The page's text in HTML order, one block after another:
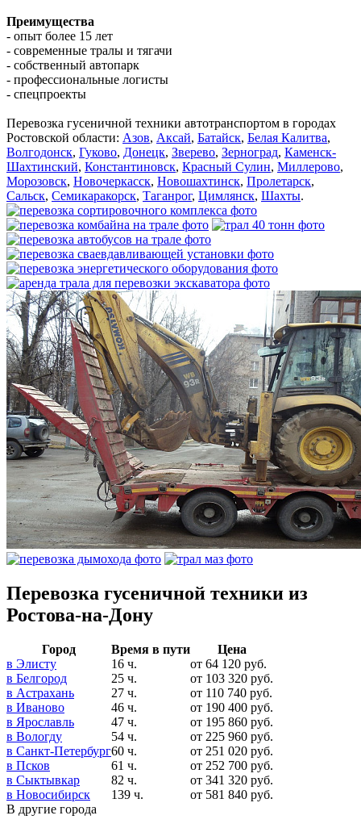
Преимущества
- опыт более 15 лет
- современные тралы и тягачи
- собственный автопарк
- профессиональные логисты
- спецпроекты
Перевозка гусеничной техники автотранспортом в городах
Ростовской области: Азов, Аксай, Батайск, Белая Калитва,
Волгодонск, Гуково, Донецк, Зверево, Зерноград, Каменск-
Шахтинский, Константиновск, Красный Сулин, Миллерово,
Морозовск, Новочеркасск, Новошахтинск, Пролетарск,
Сальск, Семикаракорск, Таганрог, Цимлянск, Шахты.
Перевозка гусеничной техники из
Ростова-на-Дону
Город Время в пути
Цена
в Элисту
16 ч. от 64 120 руб.
в Белгород
25 ч. от 103 320 руб.
в Астрахань
27 ч. от 110 740 руб.
в Иваново
46 ч. от 190 400 руб.
в Ярославль
47 ч. от 195 860 руб.
в Вологду
54 ч. от 225 960 руб.
в Санкт-Петербург60 ч. от 251 020 руб.
в Псков
61 ч. от 252 700 руб.
в Сыктывкар
82 ч. от 341 320 руб.
в Новосибирск
139 ч. от 581 840 руб.
В другие города